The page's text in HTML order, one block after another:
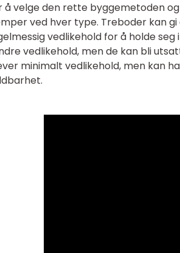
å velge den rette byggemetoden
ved hver type. Treboder kan
vedlikehold for å holde
vedlikehold, men de kan bli
minimalt vedlikehold, men kan